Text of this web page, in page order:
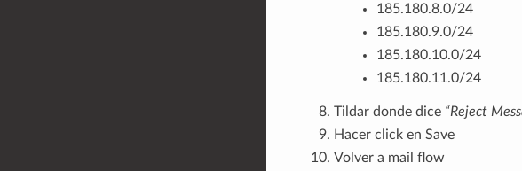
185.180.8.0/24
185.180.9.0/24
185.180.10.0/24
185.180.11.0/24
Tildar donde dice “Reject
Hacer click en Save
Volver a mail flow